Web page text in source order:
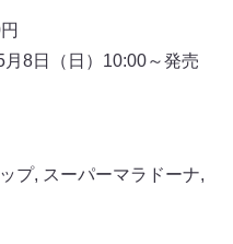
円
8日（日）10:00～発売
プ, スーパーマラドーナ,